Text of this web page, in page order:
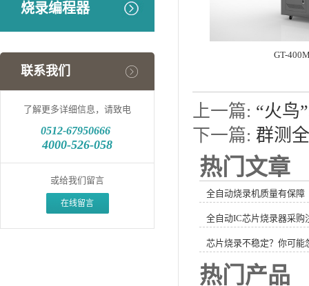
烧录编程器
联系我们
了解更多详细信息，请致电
0512-67950666
4000-526-058
或给我们留言
在线留言
GT-
上一篇: “火鸟
下一篇: 群测
热门文章
全自动烧录机质量有保障
全自动IC芯片烧录器采购
芯片烧录不稳定？你可能
热门产品